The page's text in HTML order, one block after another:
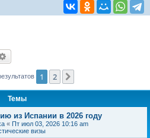
1 2
Темы
из Испании в 2026 году
« Пт июл 03, 2026 10:16 am
визы